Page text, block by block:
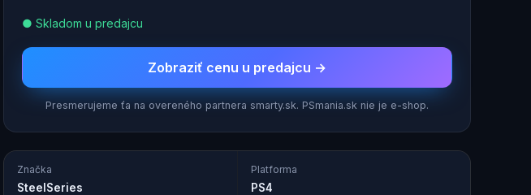
● Skladom u predajcu
Zobraziť cenu u predajcu →
Presmerujeme ťa na overeného partnera smarty.sk. PSmania.sk nie je e-shop.
Značka
SteelSeries
Platforma
PS4